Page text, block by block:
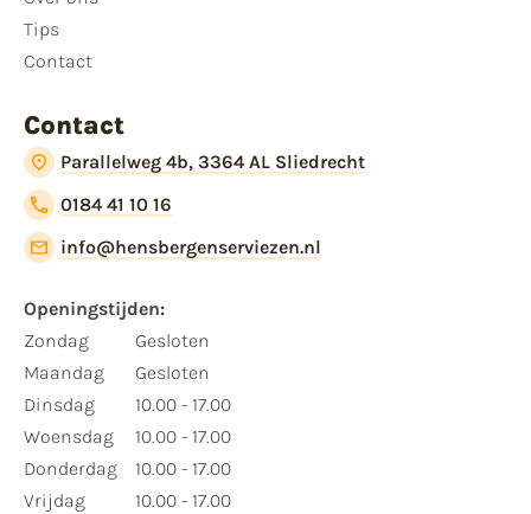
Tips
Contact
Contact
Parallelweg 4b, 3364 AL Sliedrecht
0184 41 10 16
info@hensbergenserviezen.nl
Openingstijden:​
​Zondag
Maandag
Dinsdag
Woensdag
Donderdag
Vrijdag
Gesloten
Gesloten
10.00 - 17.00
10.00 - 17.00
10.00 - 17.00
10.00 - 17.00